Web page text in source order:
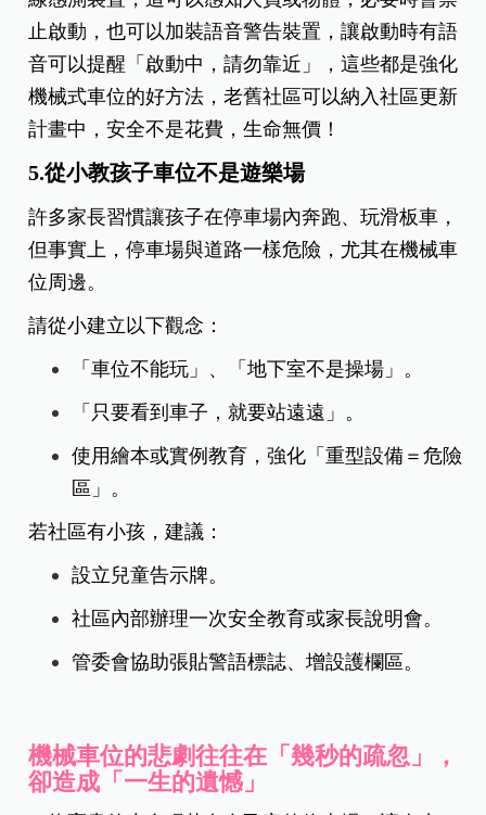
止啟動，也可以加裝語音警告裝置，讓啟動時有語
音可以提醒「啟動中，請勿靠近」，這些都是強化
機械式車位的好方法，老舊社區可以納入社區更新
計畫中，安全不是花費，生命無價！
5.從小教孩子車位不是遊樂場
許多家長習慣讓孩子在停車場內奔跑、玩滑板車，
但事實上，停車場與道路一樣危險，尤其在機械車
位周邊。
請從小建立以下觀念：
「車位不能玩」、「地下室不是操場」。
「只要看到車子，就要站遠遠」。
使用繪本或實例教育，強化「重型設備＝危險
區」。
若社區有小孩，建議：
設立兒童告示牌。
社區內部辦理一次安全教育或家長說明會。
管委會協助張貼警語標誌、增設護欄區。
機械車位的悲劇往往在「幾秒的疏忽」，
卻造成「一生的遺憾」